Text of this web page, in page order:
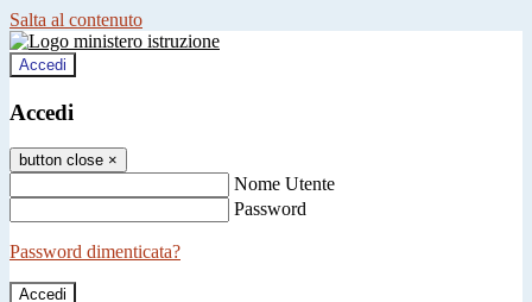
Salta al contenuto
Accedi
Accedi
button close ×
Nome Utente
Password
Password dimenticata?